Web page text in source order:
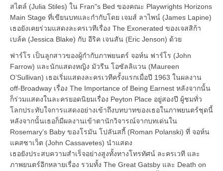
สไตล์ (Julia Stiles) ใน Fran"s Bed ของคณะ Playwrights Horizons
Main Stage ที่เขียนบทและกำกับโดย เจมส์ ลาไพน์ (James Lapine)
เธอยังเคยร่วมแสดงละครเวทีเรื่อง The Exonerated ของเจสสิก้า
เบล้ค (Jessica Blake) กับ อีริค เจนสัน (Eric Jenson) ด้วย
ฟาร์โร เป็นลูกสาวของผู้กำกับภาพยนตร์ จอห์น ฟาร์โร (John
Farrow) และนักแสดงหญิง มัวรีน โอซัลลิแวน (Maureen
O’Sullivan) เธอเริ่มแสดงละครเวทีครั้งแรกเมื่อปี 1963 ในผลงาน
off-Broadway เรื่อง The Importance of Being Earnest หลังจากนั้น
ก็ร่วมแสดงในละครยอดนิยมเรื่อง Peyton Place อยู่สองปี ผู้ชมทั่ว
โลกประทับใจการแสดงอย่างเข้าถึงบทบาทของเธอในภาพยนตร์ชุดนี้
หลังจากนั้นเธอก็มีผลงานเข้าตานักวิจารณ์จากบทเด่นใน
Rosemary’s Baby ของโรมัน โปลันสกี้ (Roman Polanski) ที่ จอห์น
แคสซาเว็ต (John Cassavetes) นำแสดง
เธอยังประสบความสำเร็จอย่างสูงทั้งทางโทรทัศน์ ละครเวที และ
ภาพยนตร์อีกหลายเรื่อง รวมทั้ง The Great Gatsby และ Death on